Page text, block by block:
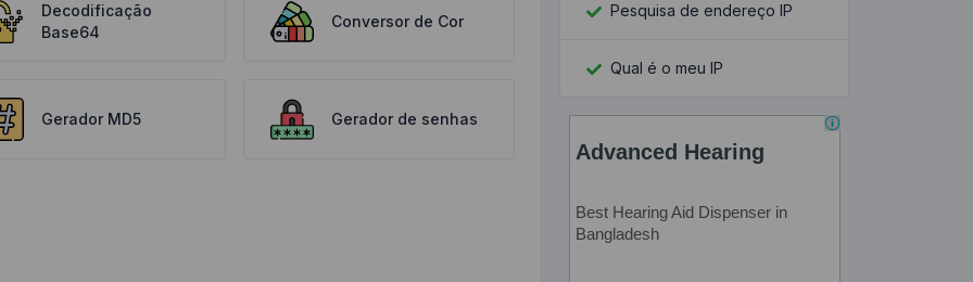
Decodificação
Base64
Conversor de Cor
Gerador MD5 Gerador de senhas
Pesquisa de endereço IP
Qual é o meu IP